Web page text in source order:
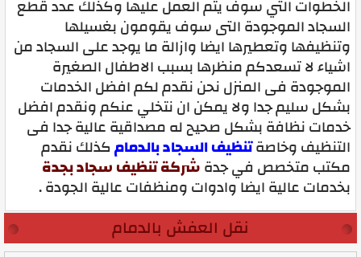
الخطوات التي سوف يتم العمل عليها وكذلك عدد قطع
السجاد الموجودة التى سوف يقومون بغسيلها
وتنظيفها وتعطيرها ايضا وازالة ما يوجد على السجاد من
اشياء لا تسعدكم منظرها بسبب الاطفال الصغيرة
الموجودة فى المنزل نحن نقدم لكم افضل الخدمات
بشكل سليم جدا ولا يمكن ان نتخلي عنكم ونقدم افضل
خدمات نظافة بشكل صحيح له مصداقية عالية جدا فى
التنظيف وخاصةتنظيف السجاد بالدمامكذلك نقدم
مكتب متخصص في جدةشركة تنظيف سجاد بجدة
بخدمات عالية ايضا وادوات ومنظفات عالية الجودة .
نقل العفش بالدمام